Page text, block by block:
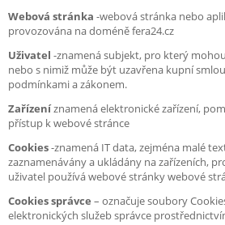
Webová stránka -webová stránka nebo
provozována na doméně fera24.cz
Uživatel -znamená subjekt, pro který
nebo s nimiž může být uzavřena kupní
podmínkami a zákonem.
Zařízeníznamená elektronické zařízení,
přístup k webové stránce
Cookies-znamená IT data, zejména malé
zaznamenávány a ukládány na zařízeních,
uživatel používá webové stránky webové
Cookies správce – označuje soubory
elektronických služeb správce